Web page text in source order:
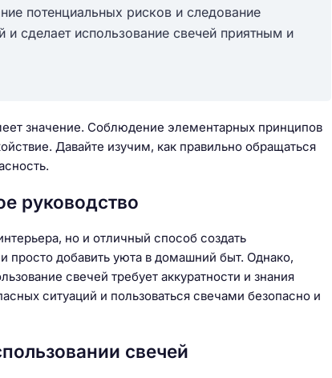
потенциальных рисков и следование
сделает использование свечей приятным и
значение. Соблюдение элементарных принципов
Давайте изучим, как правильно обращаться
руководство
но и отличный способ создать
просто добавить уюта в домашний быт. Однако,
свечей требует аккуратности и знания
ситуаций и пользоваться свечами безопасно и
свечей